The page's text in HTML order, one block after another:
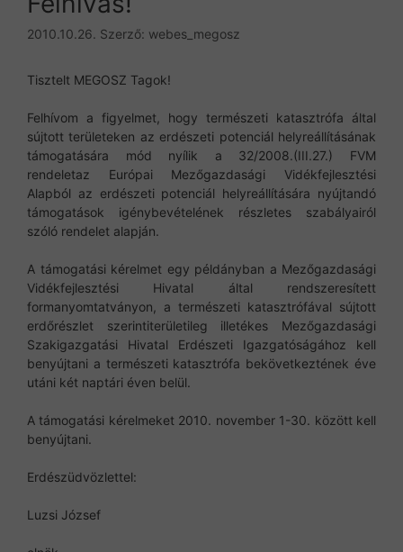
2010.10.26. Szerző: webes_megosz
Tisztelt MEGOSZ Tagok!
Felhívom a figyelmet, hogy természeti katasztrófa által
sújtott területeken az erdészeti potenciál helyreállításának
támogatására mód nyílik a 32/2008.(III.27.) FVM
rendeletaz Európai Mezőgazdasági Vidékfejlesztési
Alapból az erdészeti potenciál helyreállítására nyújtandó
támogatások igénybevételének részletes szabályairól
szóló rendelet alapján.
A támogatási kérelmet egy példányban a Mezőgazdasági
Vidékfejlesztési Hivatal által rendszeresített
formanyomtatványon, a természeti katasztrófával sújtott
erdőrészlet szerintiterületileg illetékes Mezőgazdasági
Szakigazgatási Hivatal Erdészeti Igazgatóságához kell
benyújtani a természeti katasztrófa bekövetkeztének éve
utáni két naptári éven belül.
A támogatási kérelmeket 2010. november 1-30. között kell
benyújtani.
Erdészüdvözlettel:
Luzsi József